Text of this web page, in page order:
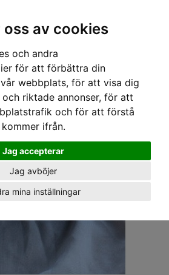
av cookies
och andra
för att förbättra din
webbplats, för att visa dig
riktade annonser, för att
och för att förstå
ifrån.
Jag accepterar
Jag avböjer
mina inställningar
SLIPSAR › SWEET CO. FLUGA - BLÅ